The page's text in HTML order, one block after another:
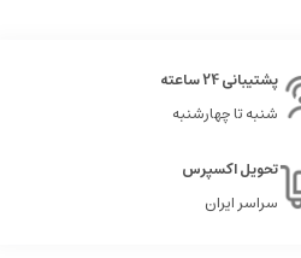
پشتیبانی 24 ساعته
شنبه تا چهارشنبه
تحویل اکسپرس
سراسر ایران